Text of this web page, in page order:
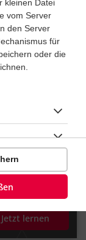
Themen
Jetzt lernen
kleinen Datei
vom Server
den Server
für
oder die